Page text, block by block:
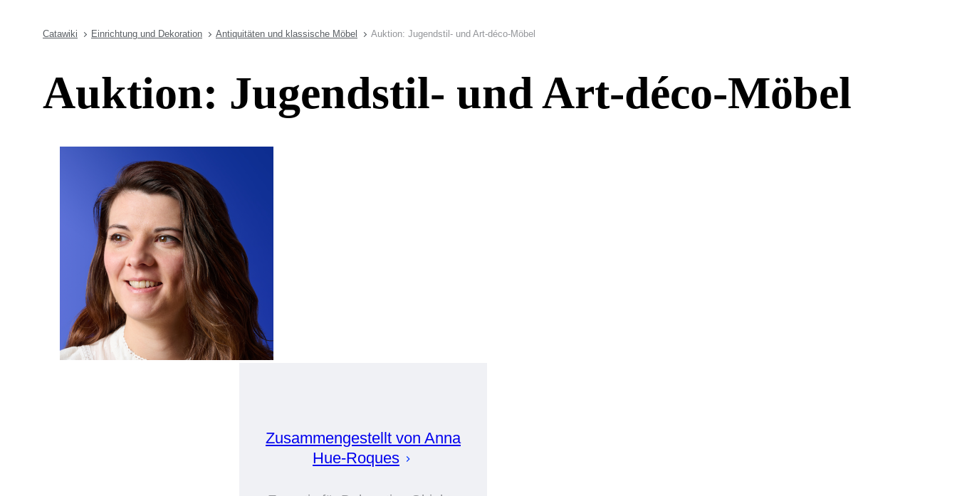
Catawiki Einrichtung und Dekoration Antiquitäten und klassische Möbel Auktion: Jugendstil- und Art-déco-Möbel
Auktion: Jugendstil- und Art-déco-Möbel
Zusammengestellt von Anna
Hue-Roques